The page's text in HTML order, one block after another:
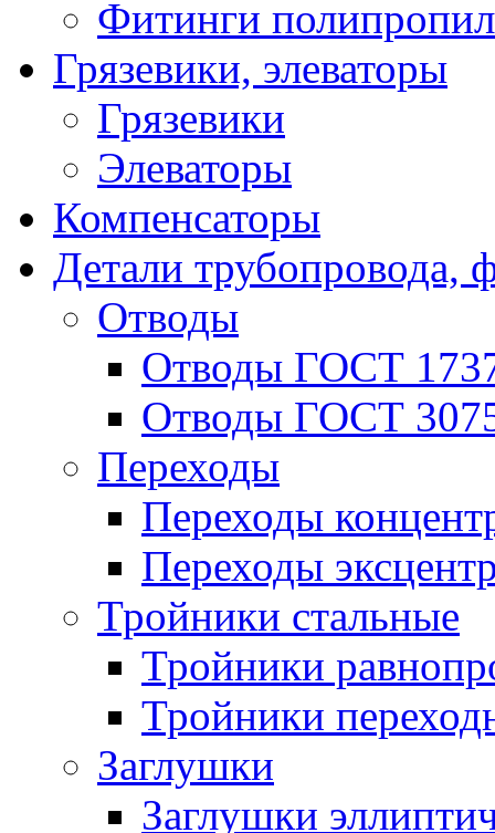
Фитинги
Грязевики, элеваторы
Грязевики
Элеваторы
Компенсаторы
Детали трубопровода,
Отводы
Отводы ГОСТ
Отводы ГОСТ
Переходы
Переходы
Переходы
Тройники стальные
Тройники
Тройники
Заглушки
Заглушки